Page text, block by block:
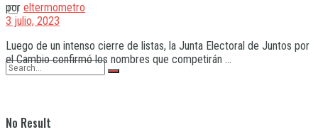
No Result
por eltermometro
3 julio, 2023
Luego de un intenso cierre de listas, la Junta Electoral de Juntos por
el Cambio confirmó los nombres que competirán ...